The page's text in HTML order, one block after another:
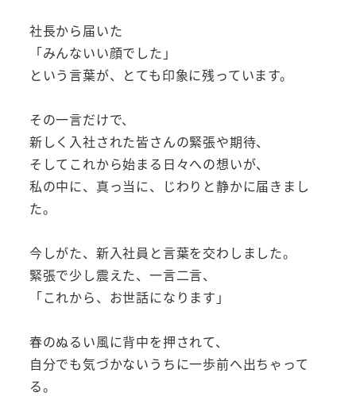
社長から届いた
「みんないい顔でした」
という言葉が、とても印象に残っています。
その一言だけで、
新しく入社された皆さんの緊張や期待、
そしてこれから始まる日々への想いが、
私の中に、真っ当に、じわりと静かに届きまし
た。
今しがた、新入社員と言葉を交わしました。
緊張で少し震えた、一言二言、
「これから、お世話になります」
春のぬるい風に背中を押されて、
自分でも気づかないうちに一歩前へ出ちゃって
る。